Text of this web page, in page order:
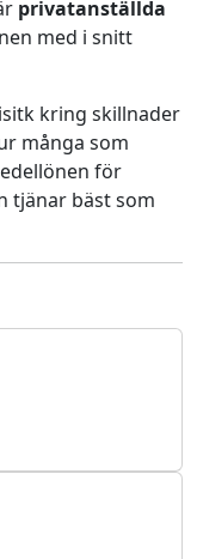
privatanställda
med i snitt
kring skillnader
många som
för
tjänar bäst som